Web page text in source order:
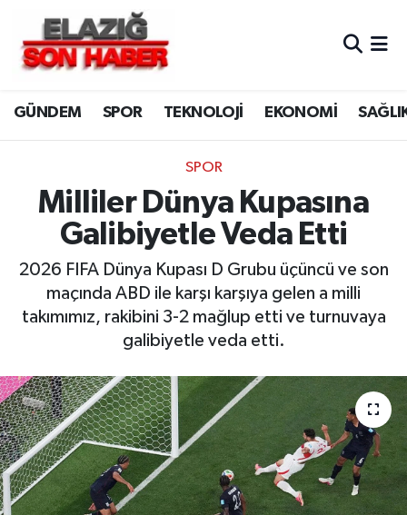
GÜNDEM SPOR TEKNOLOJİ EKONOMİ
SPOR
Milliler Dünya Kupasına
Galibiyetle Veda Etti
2026 FIFA Dünya Kupası D Grubu üçüncü ve son
maçında ABD ile karşı karşıya gelen a milli
takımımız, rakibini 3-2 mağlup etti ve turnuvaya
galibiyetle veda etti.
CANLI YAYIN
ASAYİŞ
BİLİM VE TEKNOLOJİ
DÜNYA
EKONOMİ
GENEL
GÜNDEM
HABERDE İNSAN
Merkez Hava Durumu
Merkez Trafik Yoğunluk Haritası
Süper Lig Puan Durumu ve Fikstür
Tüm Manşetler
Son Dakika Haberleri
Haber Arşivi